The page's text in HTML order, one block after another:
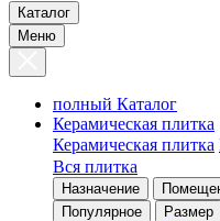
Каталог
Меню
полный Каталог
Керамическая плитка
Керамическая плитка
Вся плитка
Назначение
Популярное
Размер